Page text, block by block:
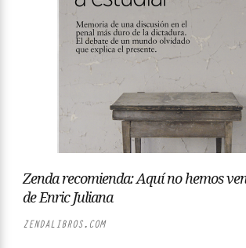
Zenda recomienda: Aquí no hemos
de Enric Juliana
ZENDALIBROS.COM